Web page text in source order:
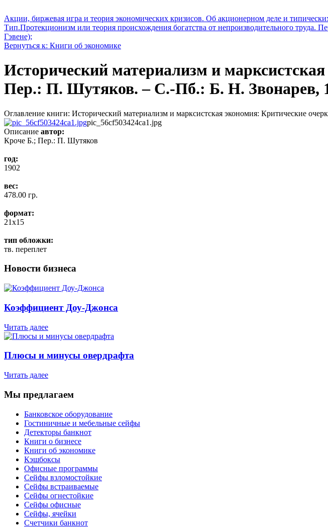
Акции, биржевая игра и теория экономических кризисов. Об акционерном деле и
Тип.Протекционизм или теория происхождения богатства от непроизводительного
Гэвене);
Вернуться к: Книги об экономике
Исторический материализм и
Пер.: П. Шутяков. – С.-Пб.: Б. Н. Звонарев,
Оглавление книги: Исторический материализм и марксистская экономия: Критические
pic_56cf503424ca1.jpg
Описание автор:
Кроче Б.; Пер.: П. Шутяков
год:
1902
вес:
478.00 гр.
формат:
21x15
тип обложки:
тв. переплет
Новости бизнеса
Коэффициент Доу-Джонса
Читать далее
Плюсы и минусы овердрафта
Читать далее
Мы предлагаем
Банковское оборудование
Гостиничные и мебельные сейфы
Детекторы банкнот
Книги о бизнесе
Книги об экономике
Кэшбоксы
Офисные программы
Сейфы взломостойкие
Сейфы встраиваемые
Сейфы огнестойкие
Сейфы офисные
Сейфы, ячейки
Счетчики банкнот